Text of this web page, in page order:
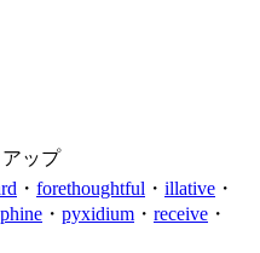
ップ
・ forethoughtful ・ illative ・
・ pyxidium ・ receive ・